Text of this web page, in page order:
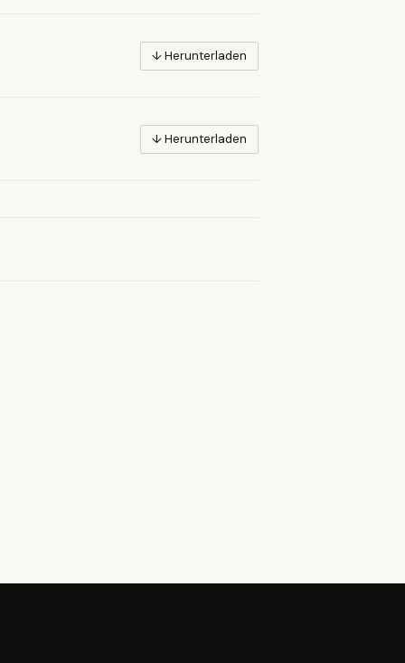
↓ Herunterladen
↓ Herunterladen